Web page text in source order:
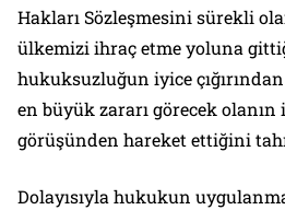
Hakları Sözleşmesini sürekli
ülkemizi ihraç etme yoluna
hukuksuzluğun iyice
en büyük zararı görecek olanın
görüşünden hareket ettiğini
Dolayısıyla hukukun